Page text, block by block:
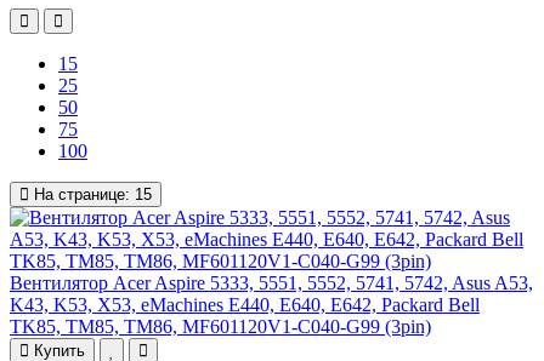
15
25
50
75
100
На странице: 15
Вентилятор Acer Aspire 5333, 5551, 5552, 5741, 5742, Asus A53,
K43, K53, X53, eMachines E440, E640, E642, Packard Bell
TK85, TM85, TM86, MF601120V1-C040-G99 (3pin)
Купить